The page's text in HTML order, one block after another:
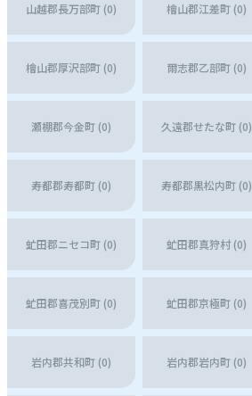
山越郡長万部町 (0) 檜山郡江差町 (0)
檜山郡厚沢部町 (0) 爾志郡乙部町 (0)
瀬棚郡今金町 (0) 久遠郡せたな町 (0)
寿都郡寿都町 (0) 寿都郡黒松内町 (0)
虻田郡ニセコ町 (0) 虻田郡真狩村 (0)
虻田郡喜茂別町 (0) 虻田郡京極町 (0)
岩内郡共和町 (0) 岩内郡岩内町 (0)